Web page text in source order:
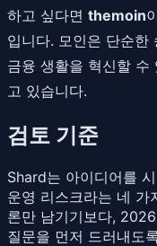
하고 싶다면 themoin
입니다. 모인은 단순한
금융 생활을 혁신할 수
고 있습니다.
검토 기준
Shard는 아이디어를
운영 리스크라는 네 가
론만 남기기보다,
질문을 먼저 드러내도